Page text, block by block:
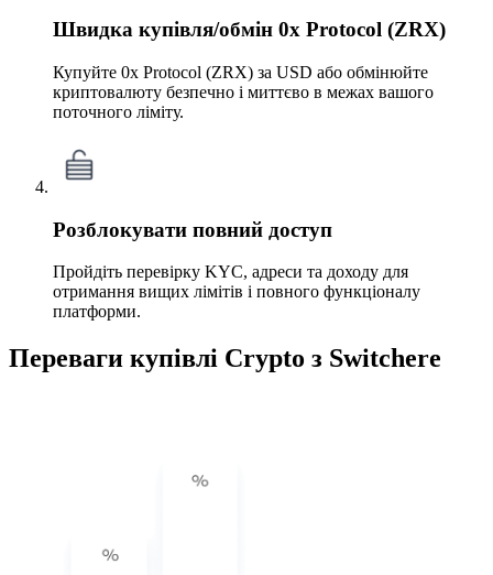
Швидка купівля/обмін 0x Protocol (ZRX)
Купуйте 0x Protocol (ZRX) за USD або обмінюйте
криптовалюту безпечно і миттєво в межах вашого
поточного ліміту.
Розблокувати повний доступ
Пройдіть перевірку KYC, адреси та доходу для
отримання вищих лімітів і повного функціоналу
платформи.
Переваги купівлі Crypto з Switchere